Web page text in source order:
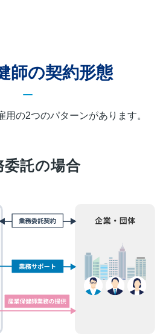
師の契約形態
用の2つのパターンがあります。
委託の場合